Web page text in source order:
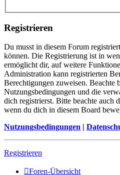
Registrieren
Du musst in diesem Forum
können. Die Registrierung ist in
ermöglicht dir, auf weitere
Administration kann registrierten
Berechtigungen zuweisen. Beachte
Nutzungsbedingungen und die
dich registrierst. Bitte beachte auch
wenn du dich in diesem Board
Nutzungsbedingungen |
Registrieren
Foren-Übersicht